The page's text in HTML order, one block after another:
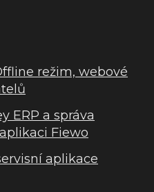
režim, webové
ERP a správa
Fiewo
aplikace